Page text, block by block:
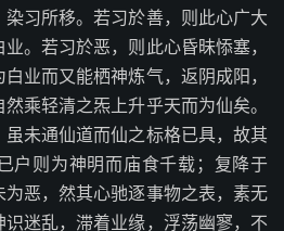
习所移。若习於善，则此心广大
。若习於恶，则此心昏昧悿塞，
业而又能栖神炼气，返阴成阳，
乘轻清之炁上升乎天而为仙矣。
未通仙道而仙之标格已具，故其
户则为神明而庙食千载；复降于
恶，然其心驰逐事物之表，素无
迷乱，滞着业缘，浮荡幽寥，不